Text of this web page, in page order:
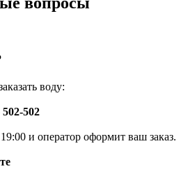
воду:
502
и оператор оформит ваш заказ.